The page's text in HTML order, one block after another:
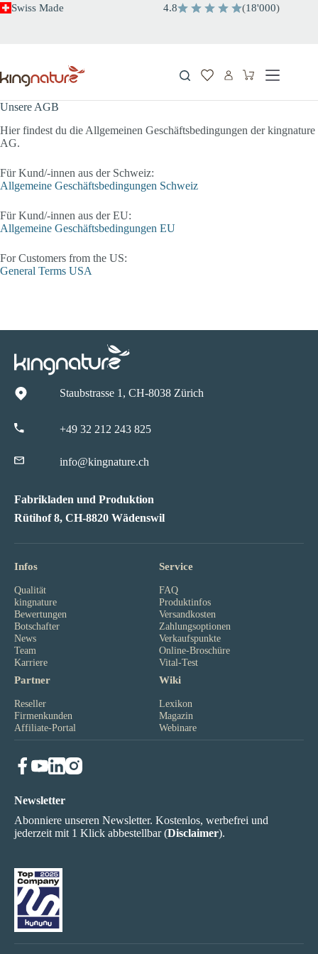
ZumSwiss Made 4.8 (18'000)
Warenkorb
Unsere AGB
Hier findest du die Allgemeinen Geschäftsbedingungen der kingnature
AG.
Für Kund/-innen aus der Schweiz:
Allgemeine Geschäftsbedingungen Schweiz
Für Kund/-innen aus der EU:
Allgemeine Geschäftsbedingungen EU
For Customers from the US:
General Terms USA
Staubstrasse 1, CH-8038 Zürich
+49 32 212 243 825
info@kingnature.ch
Fabrikladen und Produktion
Rütihof 8, CH-8820 Wädenswil
Infos
Qualität
kingnature
Bewertungen
Botschafter
News
Team
Karriere
Service
FAQ
Produktinfos
Versandkosten
Zahlungsoptionen
Verkaufspunkte
Online-Broschüre
Vital-Test
Partner
Reseller
Firmenkunden
Affiliate-Portal
Wiki
Lexikon
Magazin
Webinare
Newsletter
Abonniere unseren Newsletter. Kostenlos, werbefrei und
jederzeit mit 1 Klick abbestellbar (Disclaimer).